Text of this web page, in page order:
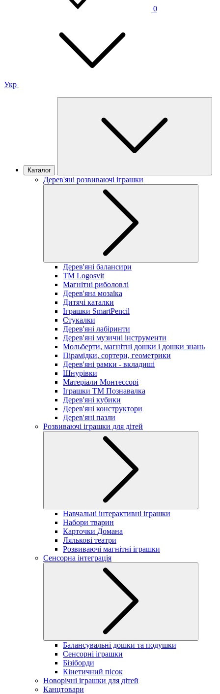
0
Укр
Каталог
Дерев'яні розвиваючі іграшки
Дерев'яні балансири
TM Logosvit
Магнітні риболовлі
Дерев'яна мозаїка
Дитячі каталки
Іграшки SmartPencil
Стукалки
Дерев'яні лабіринти
Дерев'яні музичні інструменти
Мольберти, магнітні дошки і дошки знань
Пірамідки, сортери, геометрики
Дерев'яні рамки - вкладиші
Шнурівки
Матеріали Монтессорі
Іграшки ТМ Познавалка
Дерев'яні кубики
Дерев'яні конструктори
Дерев'яні пазли
Розвиваючі іграшки для дітей
Навчальні інтерактивні іграшки
Набори тварин
Карточки Домана
Лялькові театри
Розвиваючі магнітні іграшки
Сенсорна інтеграція
Балансувальні дошки та подушки
Сенсорні іграшки
Бізіборди
Кінетичний пісок
Новорічні іграшки для дітей
Канцтовари